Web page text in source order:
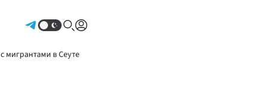
мигрантами в Сеуте